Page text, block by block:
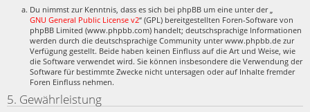
Du nimmst zur Kenntnis, dass es sich bei phpBB um eine unter der „
GNU General Public License v2“ (GPL) bereitgestellten Foren-Software von
phpBB Limited (www.phpbb.com) handelt; deutschsprachige Informationen
werden durch die deutschsprachige Community unter www.phpbb.de zur
Verfügung gestellt. Beide haben keinen Einfluss auf die Art und Weise, wie
die Software verwendet wird. Sie können insbesondere die Verwendung der
Software für bestimmte Zwecke nicht untersagen oder auf Inhalte fremder
Foren Einfluss nehmen.
5. Gewährleistung